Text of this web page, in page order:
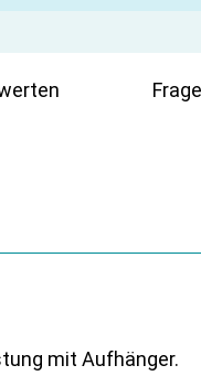
mit Aufhänger.